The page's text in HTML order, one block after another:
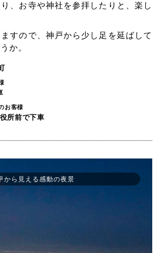
、お寺や神社を参拝したりと、楽し
すので、神戸から少し足を延ばして
か。
お客様
所前で下車
から見える感動の夜景